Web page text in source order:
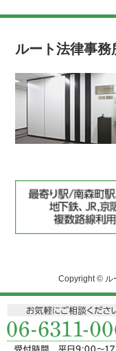
ルート法律事務
Copyright © ル